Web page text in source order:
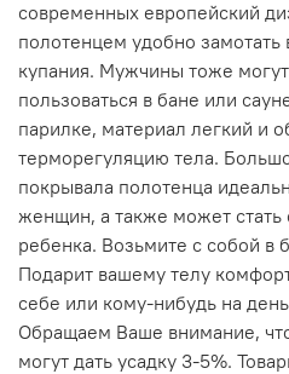
современных европейский
полотенцем удобно
купания. Мужчины тоже
пользоваться в бане или
парилке, материал легкий и
терморегуляцию тела.
покрывала полотенца
женщин, а также может
ребенка. Возьмите с собой в
Подарит вашему телу
себе или кому-нибудь на
Обращаем Ваше внимание,
могут дать усадку 3-5%.